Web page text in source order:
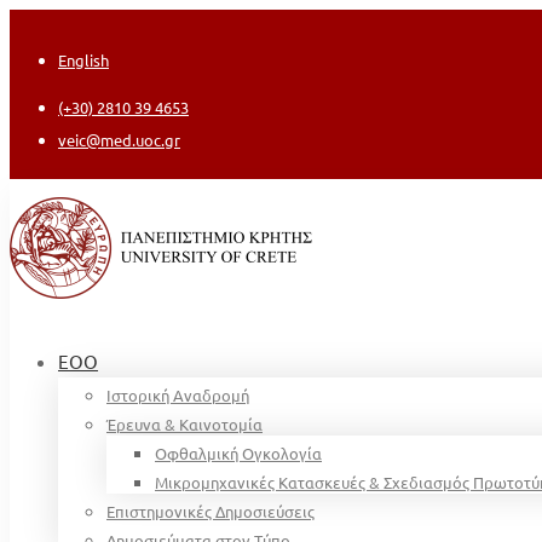
English
(+30) 2810 39 4653
veic@med.uoc.gr
ΕΟΟ
Ιστορική Αναδρομή
Έρευνα & Καινοτομία
Οφθαλμική Ογκολογία
Μικρομηχανικές Κατασκευές & Σχεδιασμός
Επιστημονικές Δημοσιεύσεις